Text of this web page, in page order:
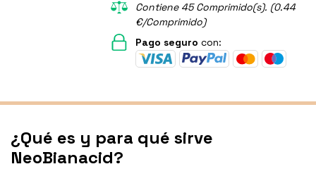
Contiene 45 Comprimido(s). (0.44
€/Comprimido)
Pago seguro con:
¿Qué es y para qué sirve
NeoBianacid?